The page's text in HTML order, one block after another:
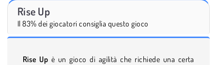
Rise Up
Il 83% dei giocatori consiglia questo gioco
Rise Up è un gioco di agilità che richiede una certa